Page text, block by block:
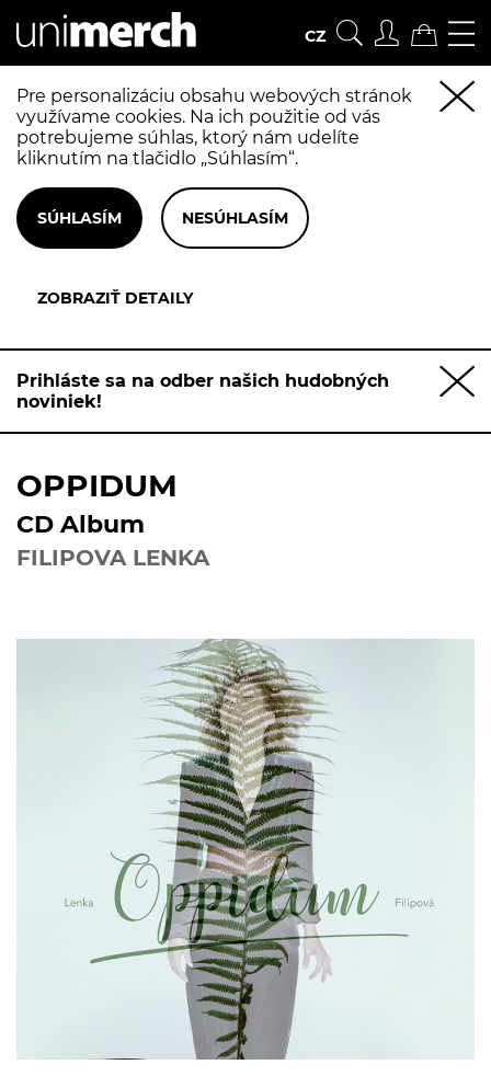
CZ
Pre personalizáciu obsahu webových stránok
využívame cookies. Na ich použitie od vás
potrebujeme súhlas, ktorý nám udelíte
kliknutím na tlačidlo „Súhlasím“.
Prihláste sa na odber našich hudobných
noviniek!
OPPIDUM
CD Album
FILIPOVA LENKA